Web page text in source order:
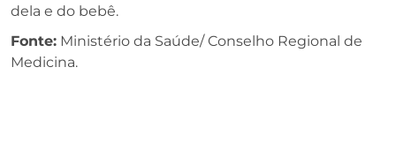
dela e do bebê.
Fonte: Ministério da Saúde/ Conselho Regional de
Medicina.